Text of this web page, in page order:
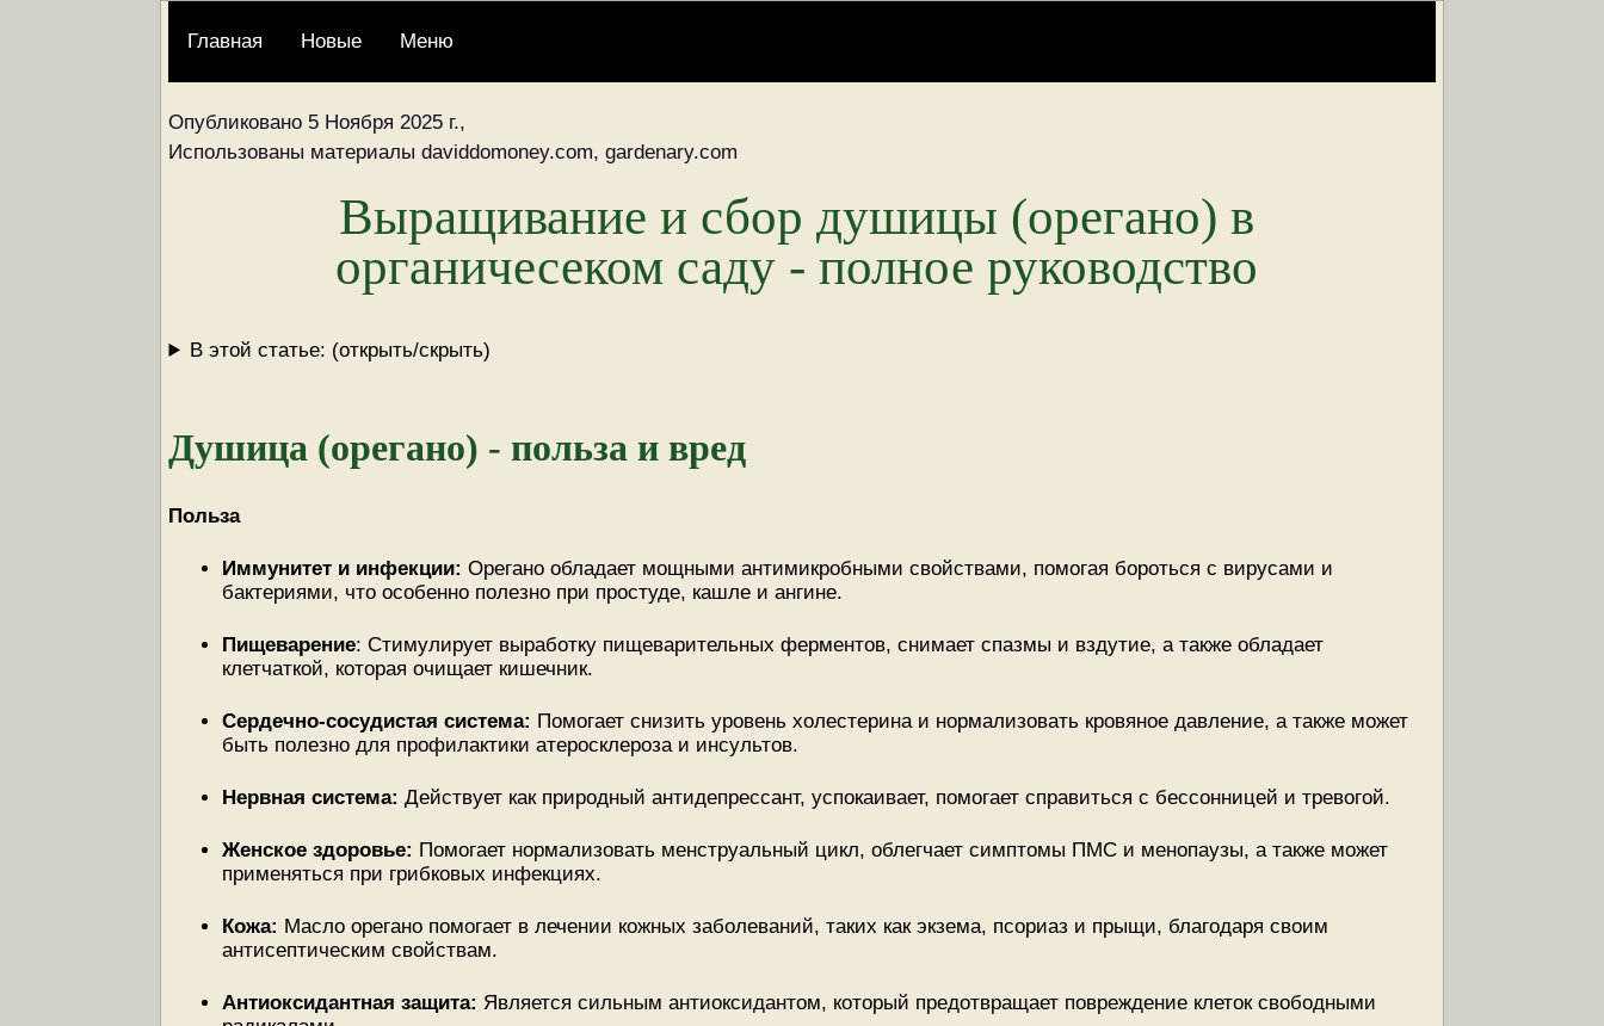
Главная Новые Меню
Опубликовано 5 Ноября 2025 г.,
Использованы материалы daviddomoney.com, gardenary.com
Выращивание и сбор душицы (орегано) в
органичесеком саду - полное руководство
В этой статье: (открыть/скрыть)
Душица (орегано) - польза и вред
Польза
Иммунитет и инфекции: Орегано обладает мощными антимикробными свойствами, помогая бороться с вирусами и
бактериями, что особенно полезно при простуде, кашле и ангине.
Пищеварение: Стимулирует выработку пищеварительных ферментов, снимает спазмы и вздутие, а также обладает
клетчаткой, которая очищает кишечник.
Сердечно-сосудистая система: Помогает снизить уровень холестерина и нормализовать кровяное давление, а также может
быть полезно для профилактики атеросклероза и инсультов.
Нервная система: Действует как природный антидепрессант, успокаивает, помогает справиться с бессонницей и тревогой.
Женское здоровье: Помогает нормализовать менструальный цикл, облегчает симптомы ПМС и менопаузы, а также может
применяться при грибковых инфекциях.
Кожа: Масло орегано помогает в лечении кожных заболеваний, таких как экзема, псориаз и прыщи, благодаря своим
антисептическим свойствам.
Антиоксидантная защита: Является сильным антиоксидантом, который предотвращает повреждение клеток свободными